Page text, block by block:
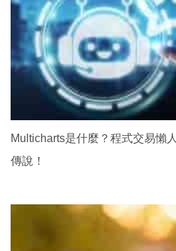
Multicharts是什麼？程式交易懶
傳說！